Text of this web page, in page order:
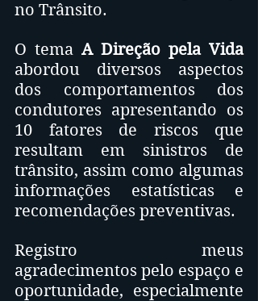
no Trânsito.
O tema A Direção pela Vida
abordou diversos aspectos
dos comportamentos dos
condutores apresentando os
10 fatores de riscos que
resultam em sinistros de
trânsito, assim como algumas
informações estatísticas e
recomendações preventivas.
Registro meus
agradecimentos pelo espaço e
oportunidade, especialmente